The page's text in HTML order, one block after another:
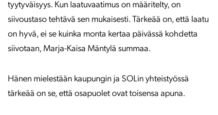
tyytyväisyys. Kun laatuvaatimus on määritelty, on
siivoustaso tehtävä sen mukaisesti. Tärkeää on, että laatu
on hyvä, ei se kuinka monta kertaa päivässä kohdetta
siivotaan, Marja-Kaisa Mäntylä summaa.
Hänen mielestään kaupungin ja SOLin yhteistyössä
tärkeää on se, että osapuolet ovat toisensa apuna.